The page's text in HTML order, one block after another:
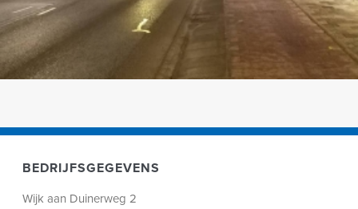
BEDRIJFSGEGEVENS
Wijk aan Duinerweg 2